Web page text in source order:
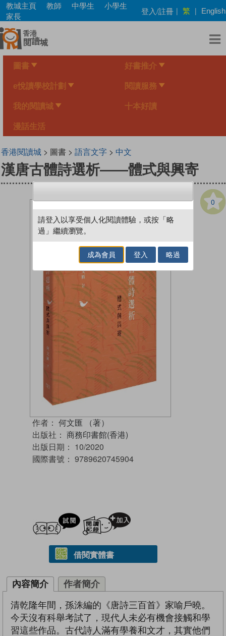
Skip
main
content
教城主頁 教師 中學生
小學生
家長
登入/註冊 | 繁 | English
圖書 好書推介
e悅讀學校計劃 閱讀服務
我的閱讀城 十本好讀
漫話生活
香港閱讀城> 圖書 > 語言文字> 中文
漢唐古體詩選析——體式與興寄
0
作者： 何文匯 （著）
出版社： 商務印書館(香港)
出版日期： 10/2020
國際書號： 9789620745904
試閲
借閱實體書
內容簡介 作者簡介
清乾隆年間，孫洙編的《唐詩三百首》家喻戶曉。
今天沒有科舉考試了，現代人未必有機會接觸和學
習這些作品。古代詩人滿有學養和文才，其實他們
請登入以享受個人化閱讀體驗，或按「略
過」繼續瀏覽。
成為會員 登入 略過